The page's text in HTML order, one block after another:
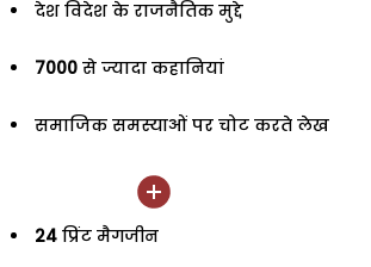
देश विदेश के राजनैतिक मुद्दे
7000 से ज्यादा कहानियां
समाजिक समस्याओं पर चोट करते लेख
24 प्रिंट मैगजीन